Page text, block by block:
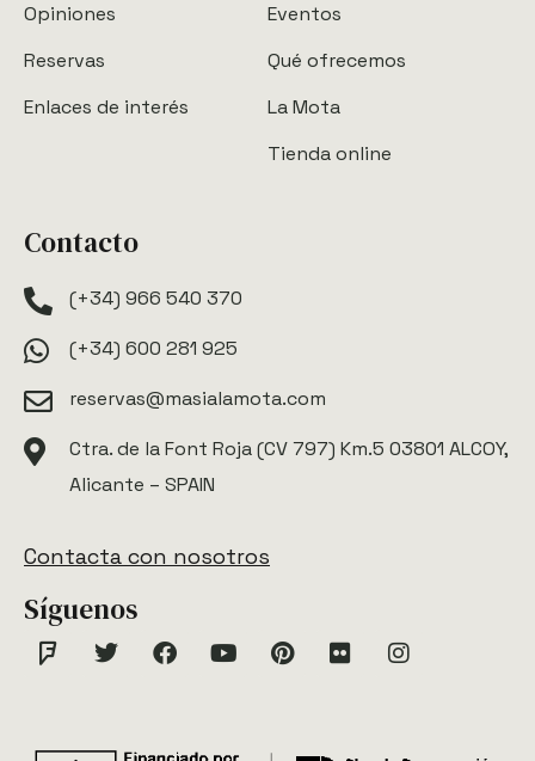
Opiniones
Reservas
Enlaces de interés
Eventos
Qué ofrecemos
La Mota
Tienda online
Contacto
(+34) 966 540 370
(+34) 600 281 925
reservas@masialamota.com
Ctra. de la Font Roja (CV 797) Km.5 03801 ALCOY,
Alicante – SPAIN
Contacta con nosotros
Síguenos